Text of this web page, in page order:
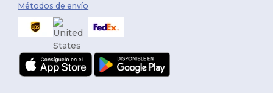
Métodos de envío